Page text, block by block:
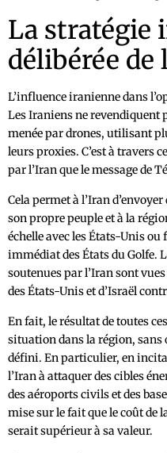
La stratégie
délibérée de
L’influence iranienne dans
Les Iraniens ne revendiquent
menée par drones, utilisant
leurs proxies. C’est à travers
par l’Iran que le message de
Cela permet à l’Iran
son propre peuple et à la
échelle avec les États-Unis
immédiat des États du Golfe.
soutenues par l’Iran sont
des États-Unis et d’Israël
En fait, le résultat de toutes
situation dans la région,
défini. En particulier, en
l’Iran à attaquer des cibles
des aéroports civils et des
mise sur le fait que le coût de
serait supérieur à sa valeur.